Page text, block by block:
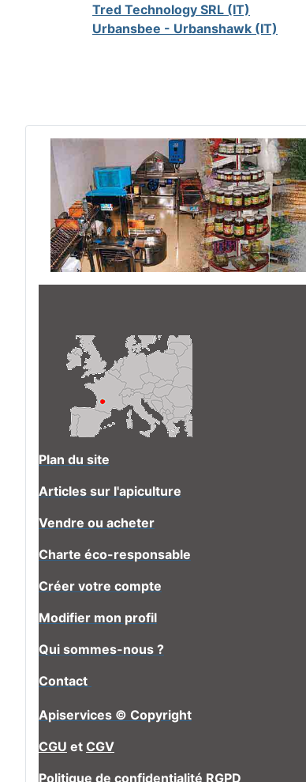
Tred Technology SRL (IT)
Urbansbee - Urbanshawk (IT)
Plan du site
Articles sur l'apiculture
Vendre ou acheter
Charte éco-responsable
Créer votre compte
Modifier mon profil
Qui sommes-nous ?
Contact
Apiservices © Copyright
CGU et CGV
Politique de confidentialité RGPD